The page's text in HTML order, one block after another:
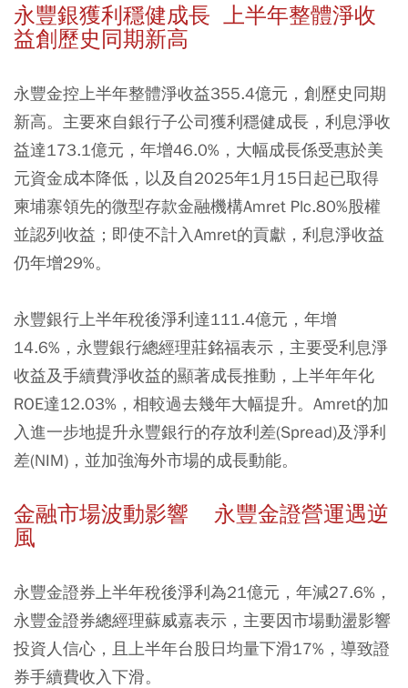
永豐銀獲利穩健成長 上半年整體淨收
益創歷史同期新高
永豐金控上半年整體淨收益355.4億元，創歷史同期
新高。主要來自銀行子公司獲利穩健成長，利息淨收
益達173.1億元，年增46.0%，大幅成長係受惠於美
元資金成本降低，以及自2025年1月15日起已取得
柬埔寨領先的微型存款金融機構Amret Plc.80%股權
並認列收益；即使不計入Amret的貢獻，利息淨收益
仍年增29%。
永豐銀行上半年稅後淨利達111.4億元，年增
14.6%，永豐銀行總經理莊銘福表示，主要受利息淨
收益及手續費淨收益的顯著成長推動，上半年年化
ROE達12.03%，相較過去幾年大幅提升。Amret的加
入進一步地提升永豐銀行的存放利差(Spread)及淨利
差(NIM)，並加強海外市場的成長動能。
金融市場波動影響 永豐金證營運遇逆
風
永豐金證券上半年稅後淨利為21億元，年減27.6%，
永豐金證券總經理蘇威嘉表示，主要因市場動盪影響
投資人信心，且上半年台股日均量下滑17%，導致證
券手續費收入下滑。